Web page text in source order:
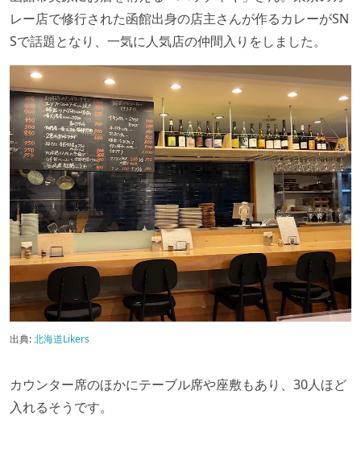
レー店で修行された函館出身の店主さんが作るカレーがSN
Sで話題となり、一気に人気店の仲間入りをしました。
出典:北海道Likers
カウンター席のほかにテーブル席や座敷もあり、30人ほど
入れるそうです。